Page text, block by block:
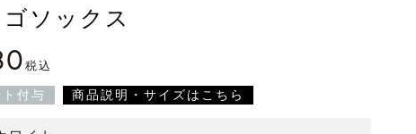
ソックス
税込
付与 商品説明・サイズはこちら